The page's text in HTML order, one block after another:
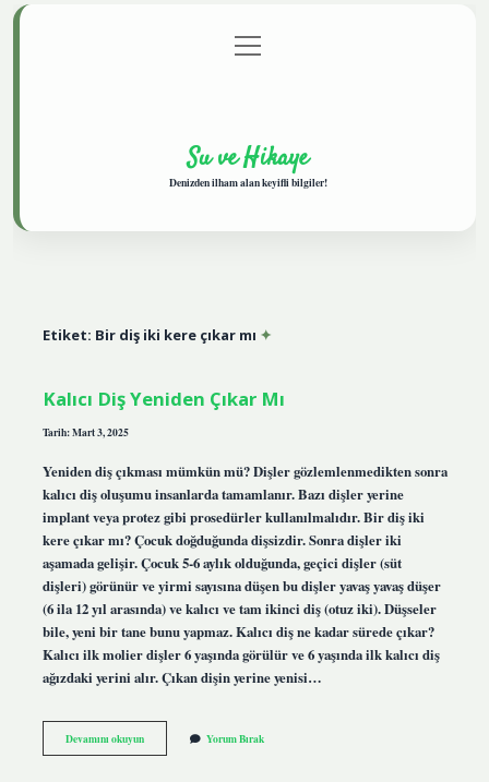
Gizlilik Politikası
menüyü
aç
Su ve Hikaye
Denizden ilham alan keyifli bilgiler!
Etiket: Bir diş iki kere çıkar mı
Kalıcı Diş Yeniden Çıkar Mı
Tarih: Mart 3, 2025
Yeniden diş çıkması mümkün mü? Dişler gözlemlenmedikten sonra
kalıcı diş oluşumu insanlarda tamamlanır. Bazı dişler yerine
implant veya protez gibi prosedürler kullanılmalıdır. Bir diş iki
kere çıkar mı? Çocuk doğduğunda dişsizdir. Sonra dişler iki
aşamada gelişir. Çocuk 5-6 aylık olduğunda, geçici dişler (süt
dişleri) görünür ve yirmi sayısına düşen bu dişler yavaş yavaş düşer
(6 ila 12 yıl arasında) ve kalıcı ve tam ikinci diş (otuz iki). Düşseler
bile, yeni bir tane bunu yapmaz. Kalıcı diş ne kadar sürede çıkar?
Kalıcı ilk molier dişler 6 yaşında görülür ve 6 yaşında ilk kalıcı diş
ağızdaki yerini alır. Çıkan dişin yerine yenisi…
Devamını okuyunKalıcı
Diş
Yorum Bırak